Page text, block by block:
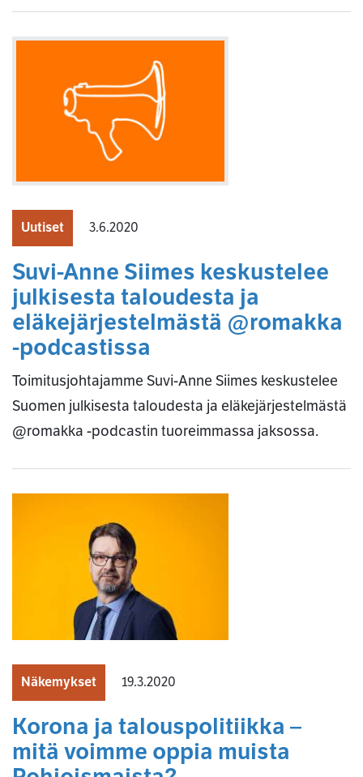
Uutiset 3.6.2020
Suvi-Anne Siimes keskustelee
julkisesta taloudesta ja
eläkejärjestelmästä @romakka
-podcastissa
Toimitusjohtajamme Suvi-Anne Siimes keskustelee
Suomen julkisesta taloudesta ja eläkejärjestelmästä
@romakka -podcastin tuoreimmassa jaksossa.
Näkemykset 19.3.2020
Korona ja talouspolitiikka –
mitä voimme oppia muista